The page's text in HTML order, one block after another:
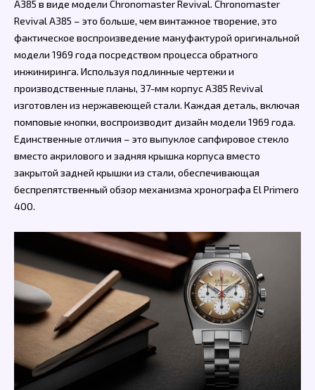
A385 в виде модели Chronomaster Revival. Chronomaster
Revival A385 – это больше, чем винтажное творение, это
фактическое воспроизведение мануфактурой оригинальной
модели 1969 года посредством процесса обратного
инжиниринга. Используя подлинные чертежи и
производственные планы, 37-мм корпус A385 Revival
изготовлен из нержавеющей стали. Каждая деталь, включая
помповые кнопки, воспроизводит дизайн модели 1969 года.
Единственные отличия – это выпуклое сапфировое стекло
вместо акрилового и задняя крышка корпуса вместо
закрытой задней крышки из стали, обеспечивающая
беспрепятственный обзор механизма хронографа El Primero
400.